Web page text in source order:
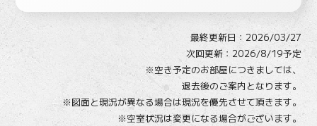
最終更新日： 2026/03/27
次回更新：2026/8/19予定
※空き予定のお部屋につきましては、
退去後のご案内となります。
※図面と現況が異なる場合は現況を優先させて頂きます。
※空室状況は変更になる場合がございます。